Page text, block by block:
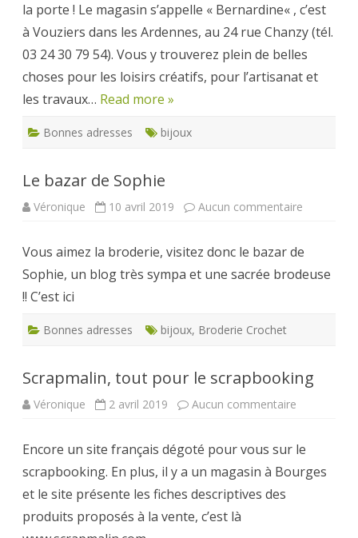
à
Vouziers
–
Bernardine
la porte ! Le magasin s’appelle « Bernardine« , c’est
à Vouziers dans les Ardennes, au 24 rue Chanzy (tél.
03 24 30 79 54). Vous y trouverez plein de belles
choses pour les loisirs créatifs, pour l’artisanat et
les travaux… Read more »
Bonnes adresses bijoux
Le bazar de Sophie
Véronique 10 avril 2019 Aucun commentaire
Sophie
Vous aimez la broderie, visitez donc le bazar de
Sophie, un blog très sympa et une sacrée brodeuse
!! C’est ici
Bonnes adresses bijoux, Broderie Crochet
Scrapmalin, tout pour le scrapbooking
Véronique 2 avril 2019 Aucun commentaire
le
Encore un site français dégoté pour vous sur le
scrapbooking. En plus, il y a un magasin à Bourges
et le site présente les fiches descriptives des
produits proposés à la vente, c’est là